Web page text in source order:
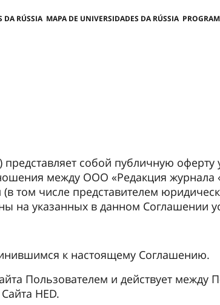
DA RÚSSIA MAPA DE UNIVERSIDADES DA RÚSSIA
собой публичную
между ООО «Редакция журнала
том числе представителем
на указанных в данном Соглашении
к настоящему Соглашению.
Пользователем и действует между
HED.